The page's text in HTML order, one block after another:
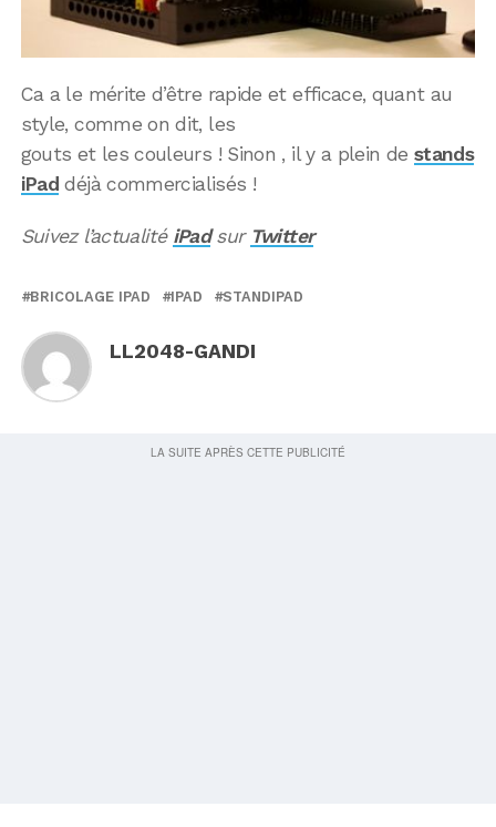
Ca a le mérite d’être rapide et efficace, quant au
style, comme on dit, les
gouts et les couleurs ! Sinon , il y a plein de stands
iPad déjà commercialisés !
Suivez l’actualité iPadsur Twitter
BRICOLAGE IPAD IPAD STANDIPAD
LL2048-GANDI